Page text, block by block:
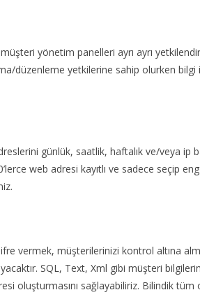
yönetim panelleri ayrı ayrı
düzenleme yetkilerine sahip olurken bilgi
günlük, saatlik, haftalık ve/veya ip
web adresi kayıtlı ve sadece seçip
vermek, müşterilerinizi kontrol altına
SQL, Text, Xml gibi müşteri
oluşturmasını sağlayabiliriz. Bilindik tüm